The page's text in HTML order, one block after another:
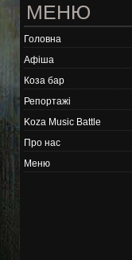
МЕНЮ
Головна
Афіша
Коза бар
Репортажі
Koza Music Battle
Про нас
Меню